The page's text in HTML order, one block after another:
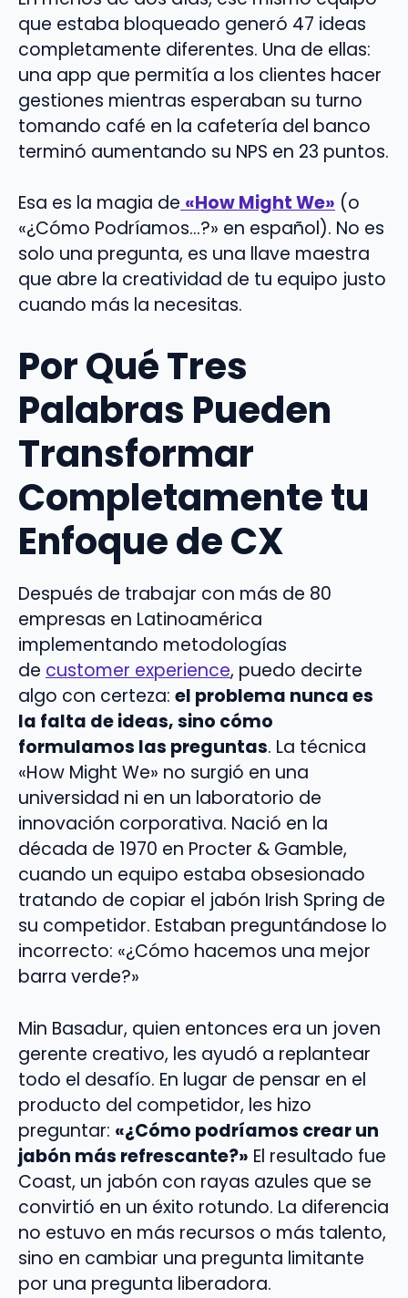
que estaba bloqueado generó 47 ideas
completamente diferentes. Una de ellas:
una app que permitía a los clientes hacer
gestiones mientras esperaban su turno
tomando café en la cafetería del banco
terminó aumentando su NPS en 23 puntos.
Esa es la magia de «How Might We» (o
«¿Cómo Podríamos…?» en español). No es
solo una pregunta, es una llave maestra
que abre la creatividad de tu equipo justo
cuando más la necesitas.
Por Qué Tres
Palabras Pueden
Transformar
Completamente tu
Enfoque de CX
Después de trabajar con más de 80
empresas en Latinoamérica
implementando metodologías
de customer experience, puedo decirte
algo con certeza: el problema nunca es
la falta de ideas, sino cómo
formulamos las preguntas. La técnica
«How Might We» no surgió en una
universidad ni en un laboratorio de
innovación corporativa. Nació en la
década de 1970 en Procter & Gamble,
cuando un equipo estaba obsesionado
tratando de copiar el jabón Irish Spring de
su competidor. Estaban preguntándose lo
incorrecto: «¿Cómo hacemos una mejor
barra verde?»
Min Basadur, quien entonces era un joven
gerente creativo, les ayudó a replantear
todo el desafío. En lugar de pensar en el
producto del competidor, les hizo
preguntar: «¿Cómo podríamos crear un
jabón más refrescante?» El resultado fue
Coast, un jabón con rayas azules que se
convirtió en un éxito rotundo. La diferencia
no estuvo en más recursos o más talento,
sino en cambiar una pregunta limitante
por una pregunta liberadora.